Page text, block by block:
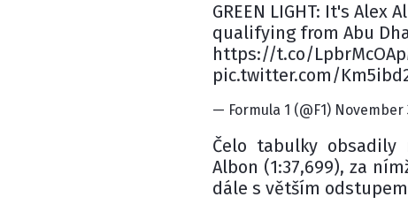
GREEN LIGHT: It's Alex
qualifying from Abu
https://t.co/
pic.twitter.com/
— Formula 1 (@F1) November
Čelo tabulky
Albon (1:37,699), za
dále s větším